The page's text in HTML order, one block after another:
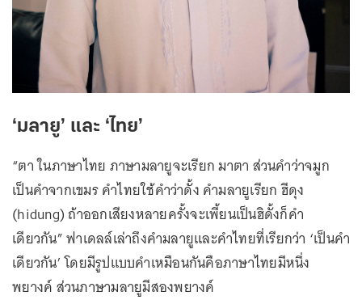
‘มลายู’ และ ‘ไทย’
“ตา ในภาษาไทย ภาษามลายูจะเรียก มาตา ส่วนคำว่าจมูก
เป็นคำจากเขมร คำไทยใช้คำว่าดั้ง คำมลายูเรียก ฮีดุง
(hidung) ถ้าออกเสียงหลายครั้งจะเพี้ยนเป็นฮิดั้งก็คำ
เดียวกัน” ฟาเดลล์เล่าถึงคำมลายูและคำไทยที่เรียกว่า ‘เป็นคำ
เดียวกัน’ โดยมีรูปแบบคำเหมือนกันคือภาษาไทยมีหนึ่ง
พยางค์ ส่วนภาษามลายูมีสองพยางค์